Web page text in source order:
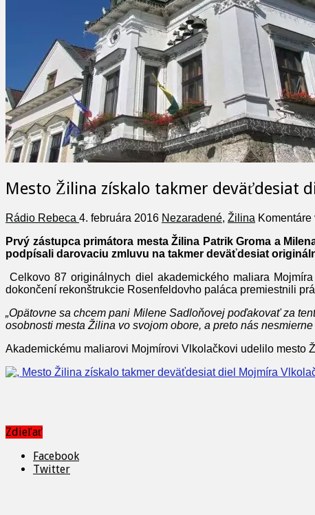
Mesto Žilina získalo takmer deväťdesiat
Rádio Rebeca 4. februára 2016 Nezaradené, Žilina Komentáre
Prvý zástupca primátora mesta Žilina Patrik Groma a
podpísali darovaciu zmluvu na takmer deväťdesiat
Celkovo 87 originálnych diel akademického maliara
dokončení rekonštrukcie Rosenfeldovho paláca premiestnili
„Opätovne sa chcem pani Milene Sadloňovej poďakovať za
osobnosti mesta Žilina vo svojom obore, a preto nás
Akademickému maliarovi Mojmírovi Vlkolačkovi udelilo mesto
Zdieľať
Facebook
Twitter